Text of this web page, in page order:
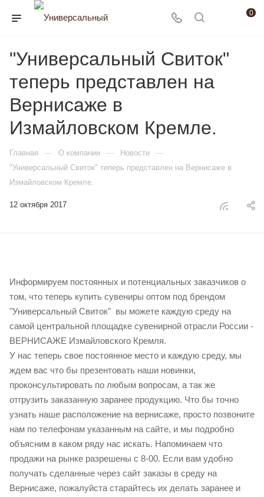
0
"Универсальный Свиток"
теперь представлен на
Вернисаже в
Измайловском Кремле.
Главная — О компании — Новости —
"Универсальный Свиток" теперь представлен на Вернисаже в
Измайловском Кремле.
12 октября 2017
Информируем постоянных и потенциальных заказчиков о
том, что теперь купить сувениры оптом под брендом
"Универсальный Свиток" вы можете каждую среду на
самой центральной площадке сувенирной отрасли России -
ВЕРНИСАЖЕ Измайловского Кремля.
У нас теперь свое постоянное место и каждую среду, мы
ждем вас что бы презентовать наши новинки,
проконсультировать по любым вопросам, а так же
отгрузить заказанную заранее продукцию. Что бы точно
узнать наше расположение на вернисаже, просто позвоните
нам по телефонам указанным на сайте, и мы подробно
объясним в каком ряду нас искать. Напоминаем что
продажи на рынке разрешены с 8-00. Если вам удобно
получать сделанные через сайт заказы в среду на
Вернисаже, пожалуйста старайтесь их делать заранее и